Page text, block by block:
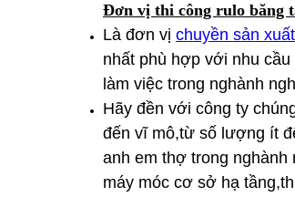
Đơn vị thi công rulo băng
Là đơn vị chuyền sản
nhất phù hợp với nhu
làm việc trong nghành
Hãy đền với công ty
đến vĩ mô,từ số lượng ít
anh em thợ trong
máy móc cơ sở hạ